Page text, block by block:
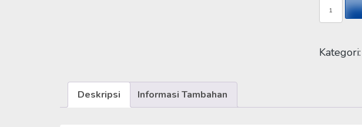
Kuantitas
Karpet
Honda
Kategori:
Deskripsi Informasi Tambahan